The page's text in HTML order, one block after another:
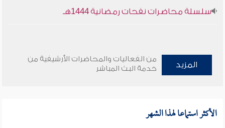
سلسلة محاضرات نفحات رمضانية 1444هـ
المزيد
من الفعاليات والمحاضرات الأرشيفية من
خدمة البث المباشر
الأكثر استماعا لهذا الشهر